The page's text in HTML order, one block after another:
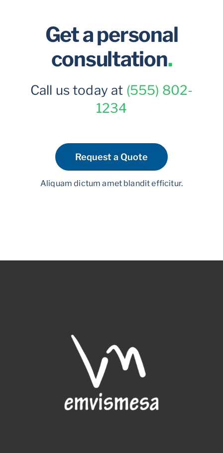
Get a personal
consultation.
Call us today at (555) 802-
1234
Request a Quote
Aliquam dictum amet blandit efficitur.